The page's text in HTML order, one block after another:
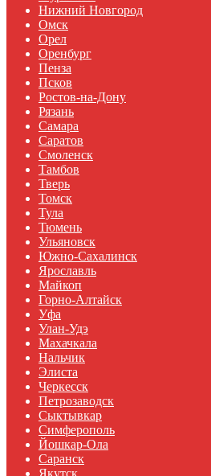
Нижний Новгород
Омск
Орел
Оренбург
Пенза
Псков
Ростов-на-Дону
Рязань
Самара
Саратов
Смоленск
Тамбов
Тверь
Томск
Тула
Тюмень
Ульяновск
Южно-Сахалинск
Ярославль
Майкоп
Горно-Алтайск
Уфа
Улан-Удэ
Махачкала
Нальчик
Элиста
Черкесск
Петрозаводск
Сыктывкар
Симферополь
Йошкар-Ола
Саранск
Якутск